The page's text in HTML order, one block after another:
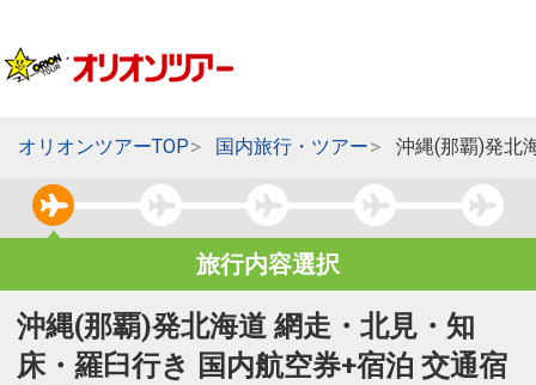
オリオンツアーTOP 国内旅行・ツアー 沖縄(那覇)発北
旅行内容選択
沖縄(那覇)発北海道 網走・北見・知
床・羅臼行き 国内航空券+宿泊 交通宿